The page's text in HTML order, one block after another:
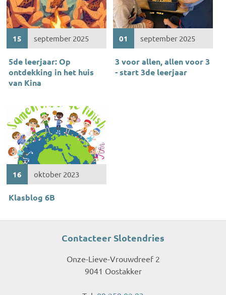
15 september 2025
5de leerjaar: Op
ontdekking in het huis
van Kina
01 september 2025
3 voor allen, allen voor 3
- start 3de leerjaar
16 oktober 2023
Klasblog 6B
Contacteer Slotendries
Onze-Lieve-Vrouwdreef 2
9041 Oostakker